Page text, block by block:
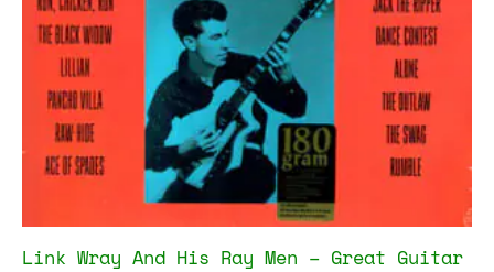
Link Wray And His Ray Men – Great Guitar